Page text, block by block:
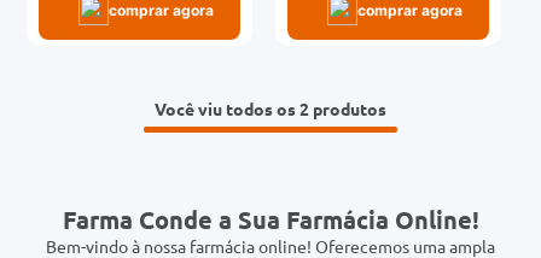
comprar agora comprar agora
Você viu todos os 2
Farma Conde a Sua Farmácia Online!
Bem-vindo à nossa farmácia online! Oferecemos uma ampla